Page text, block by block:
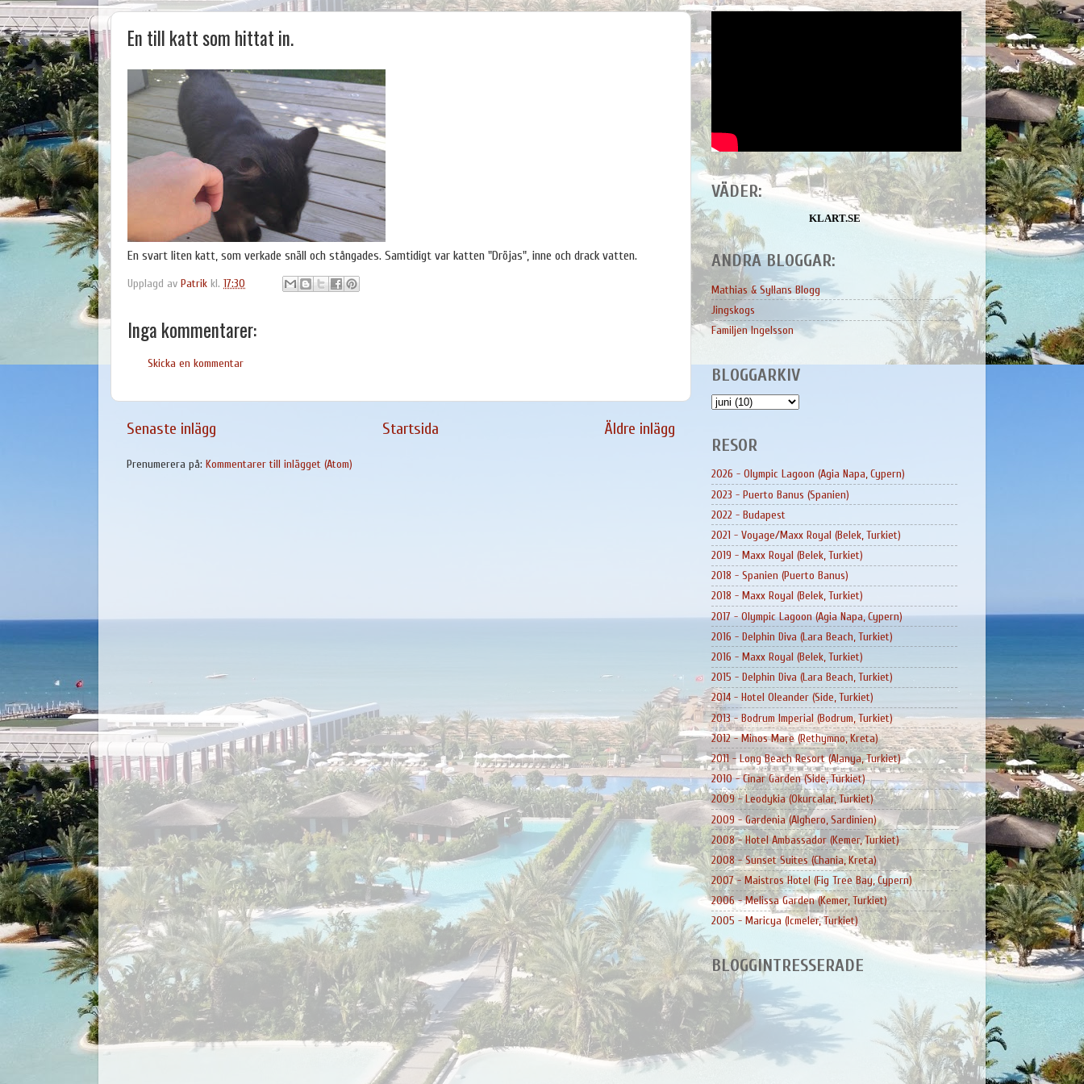
En till katt som hittat in.
En svart liten katt, som verkade snäll och stångades. Samtidigt var katten "Dröjas", inne och drack vatten.
Upplagd av Patrik kl. 17:30
Inga kommentarer:
Skicka en kommentar
Senaste inlägg Äldre inlägg
Startsida
Prenumerera på: Kommentarer till inlägget (Atom)
VÄDER:
KLART.SE
ANDRA BLOGGAR:
Mathias & Syllans Blogg
Jingskogs
Familjen Ingelsson
BLOGGARKIV
RESOR
2026 - Olympic Lagoon (Agia Napa, Cypern)
2023 - Puerto Banus (Spanien)
2022 - Budapest
2021 - Voyage/Maxx Royal (Belek, Turkiet)
2019 - Maxx Royal (Belek, Turkiet)
2018 - Spanien (Puerto Banus)
2018 - Maxx Royal (Belek, Turkiet)
2017 - Olympic Lagoon (Agia Napa, Cypern)
2016 - Delphin Diva (Lara Beach, Turkiet)
2016 - Maxx Royal (Belek, Turkiet)
2015 - Delphin Diva (Lara Beach, Turkiet)
2014 - Hotel Oleander (Side, Turkiet)
2013 - Bodrum Imperial (Bodrum, Turkiet)
2012 - Minos Mare (Rethymno, Kreta)
2011 - Long Beach Resort (Alanya, Turkiet)
2010 - Cinar Garden (Side, Turkiet)
2009 - Leodykia (Okurcalar, Turkiet)
2009 - Gardenia (Alghero, Sardinien)
2008 - Hotel Ambassador (Kemer, Turkiet)
2008 - Sunset Suites (Chania, Kreta)
2007 - Maistros Hotel (Fig Tree Bay, Cypern)
2006 - Melissa Garden (Kemer, Turkiet)
2005 - Maricya (Icmeler, Turkiet)
BLOGGINTRESSERADE